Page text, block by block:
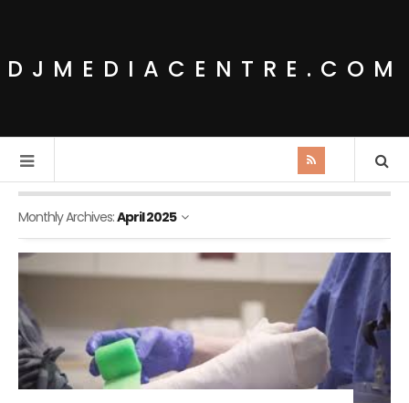
DJMEDIACENTRE.COM
Monthly Archives:April 2025